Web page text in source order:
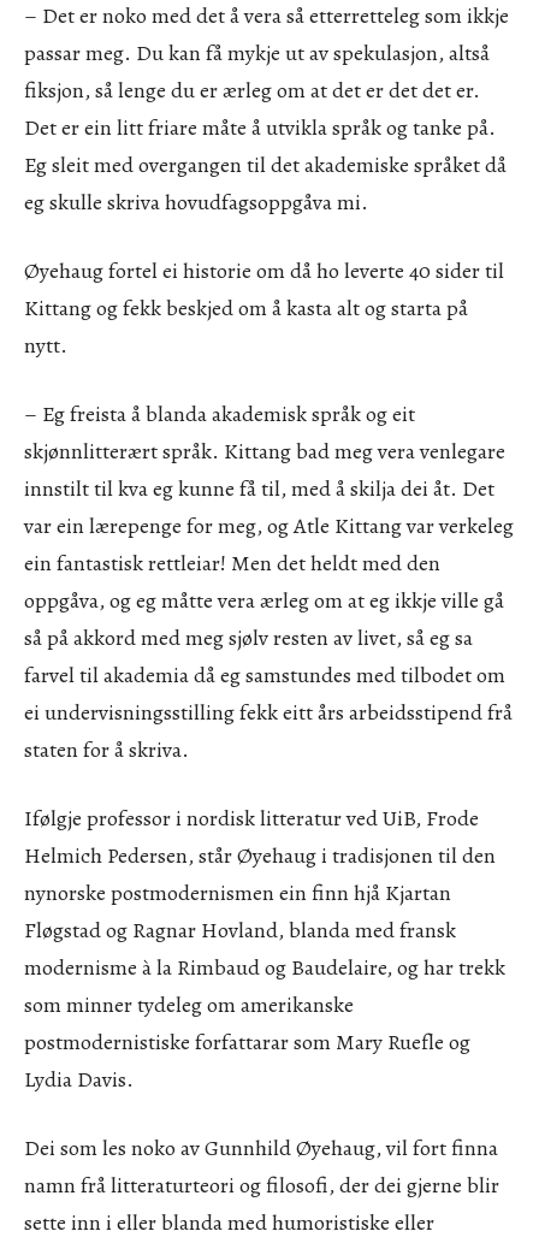
– Det er noko med det å vera så etterretteleg som ikkje
passar meg. Du kan få mykje ut av spekulasjon, altså
fiksjon, så lenge du er ærleg om at det er det det er.
Det er ein litt friare måte å utvikla språk og tanke på.
Eg sleit med overgangen til det akademiske språket då
eg skulle skriva hovudfagsoppgåva mi.
Øyehaug fortel ei historie om då ho leverte 40 sider til
Kittang og fekk beskjed om å kasta alt og starta på
nytt.
– Eg freista å blanda akademisk språk og eit
skjønnlitterært språk. Kittang bad meg vera venlegare
innstilt til kva eg kunne få til, med å skilja dei åt. Det
var ein lærepenge for meg, og Atle Kittang var verkeleg
ein fantastisk rettleiar! Men det heldt med den
oppgåva, og eg måtte vera ærleg om at eg ikkje ville gå
så på akkord med meg sjølv resten av livet, så eg sa
farvel til akademia då eg samstundes med tilbodet om
ei undervisningsstilling fekk eitt års arbeidsstipend frå
staten for å skriva.
Ifølgje professor i nordisk litteratur ved UiB, Frode
Helmich Pedersen, står Øyehaug i tradisjonen til den
nynorske postmodernismen ein finn hjå Kjartan
Fløgstad og Ragnar Hovland, blanda med fransk
modernisme à la Rimbaud og Baudelaire, og har trekk
som minner tydeleg om amerikanske
postmodernistiske forfattarar som Mary Ruefle og
Lydia Davis.
Dei som les noko av Gunnhild Øyehaug, vil fort finna
namn frå litteraturteori og filosofi, der dei gjerne blir
sette inn i eller blanda med humoristiske eller